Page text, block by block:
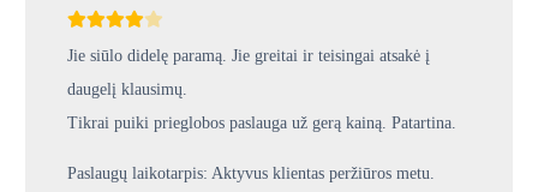
Jie siūlo didelę paramą. Jie greitai ir teisingai atsakė į
daugelį klausimų.
Tikrai puiki prieglobos paslauga už gerą kainą. Patartina.
Paslaugų laikotarpis: Aktyvus klientas peržiūros metu.